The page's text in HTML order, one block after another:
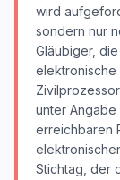
wird
sondern nur
Gläubiger,
elektronische
unter
erreichbaren
Stichtag, der